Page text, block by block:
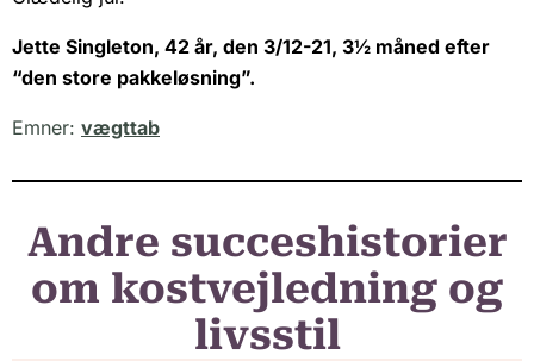
Jette Singleton, 42 år, den 3/12-21, 3½ måned efter
“den store pakkeløsning”.
Emner: vægttab
Andre succeshistorier
om kostvejledning og
livsstil